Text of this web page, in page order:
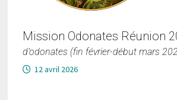
Mission Odonates Réunion
d’odonates (fin février-début mars
12 avril 2026